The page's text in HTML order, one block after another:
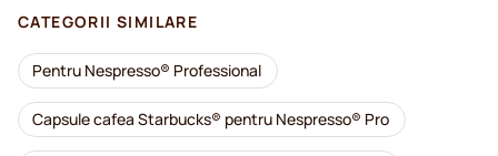
CATEGORII SIMILARE
Pentru Nespresso® Professional
Capsule cafea Starbucks® pentru Nespresso® Pro